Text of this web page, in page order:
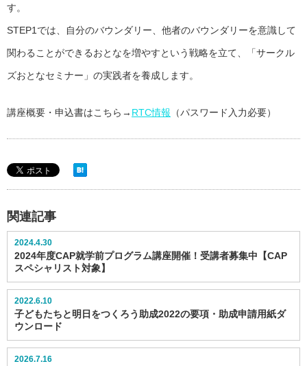
す。
STEP1では、自分のバウンダリー、他者のバウンダリーを意識して
関わることができるおとなを増やすという戦略を立て、「サークル
ズおとなセミナー」の実践者を養成します。
講座概要・申込書はこちら→ RTC情報 （パスワード入力必要）
関連記事
2024.4.30
2024年度CAP就学前プログラム講座開催！受講者募集中【CAP
スペシャリスト対象】
2022.6.10
子どもたちと明日をつくろう助成2022の要項・助成申請用紙ダ
ウンロード
2026.7.16